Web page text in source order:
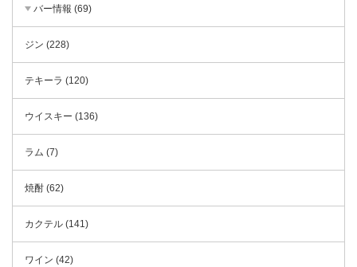
バー情報 (69)
ジン (228)
テキーラ (120)
ウイスキー (136)
ラム (7)
焼酎 (62)
カクテル (141)
ワイン (42)